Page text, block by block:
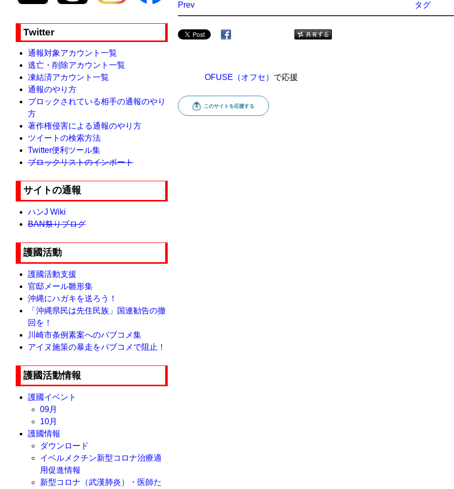
Twitter
通報対象アカウント一覧
逃亡・削除アカウント一覧
凍結済アカウント一覧
通報のやり方
ブロックされている相手の通報のやり
方
著作権侵害による通報のやり方
ツイートの検索方法
Twitter便利ツール集
ブロックリストのインポート
サイトの通報
ハンJ Wiki
BAN祭りブログ
護國活動
護國活動支援
官邸メール雛形集
沖縄にハガキを送ろう！
「沖縄県民は先住民族」国連勧告の撤
回を！
川崎市条例素案へのパブコメ集
アイヌ施策の暴走をパブコメで阻止！
護國活動情報
護國イベント
09月
10月
護國情報
ダウンロード
イベルメクチン新型コロナ治療適
用促進情報
新型コロナ（武漢肺炎）・医師た
Prev タグ
OFUSE（オフセ） で応援